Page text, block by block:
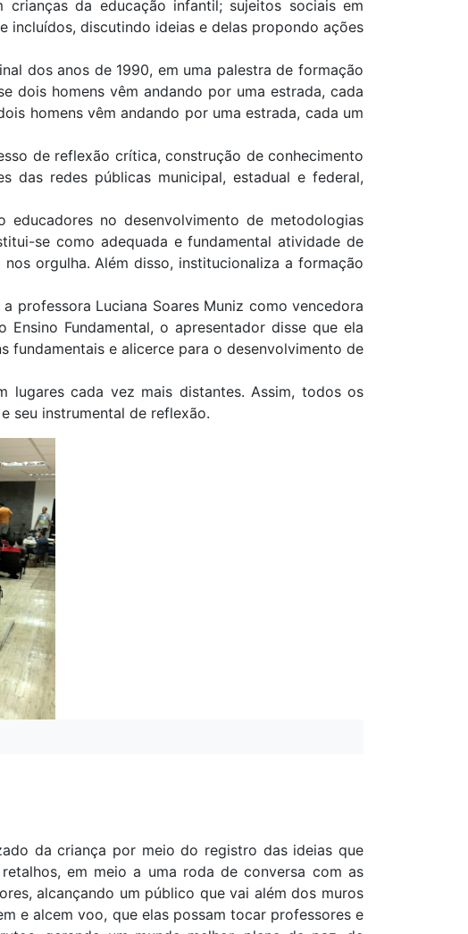
da educação infantil; sujeitos sociais em
incluídos, discutindo ideias e delas propondo ações
dos anos de 1990, em uma palestra de formação
dois homens vêm andando por uma estrada, cada
homens vêm andando por uma estrada, cada um
de reflexão crítica, construção de conhecimento
das redes públicas municipal, estadual e federal,
no desenvolvimento de metodologias
se como adequada e fundamental atividade de
orgulha. Além disso, institucionaliza a formação
professora Luciana Soares Muniz como vencedora
Fundamental, o apresentador disse que ela
fundamentais e alicerce para o desenvolvimento de
lugares cada vez mais distantes. Assim, todos os
seu instrumental de reflexão.
da criança por meio do registro das ideias que
em meio a uma roda de conversa com as
alcançando um público que vai além dos muros
e alcem voo, que elas possam tocar professores e